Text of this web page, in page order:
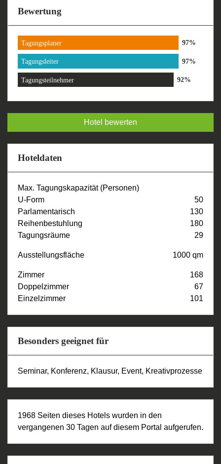
Bewertung
Tagungsplaner
Tagungsleiter
Tagungsteilnehmer
Hotel bewerten
Hoteldaten
Max. Tagungskapazität (Personen)
U-Form
50
Parlamentarisch
130
Reihenbestuhlung
180
Tagungsräume
29
Ausstellungsfläche 1000 qm
Zimmer
168
Doppelzimmer
67
Einzelzimmer
101
Besonders geeignet für
Seminar, Konferenz, Klausur, Event, Kreativprozesse
1968 Seiten dieses Hotels wurden in den
vergangenen 30 Tagen auf diesem Portal aufgerufen.